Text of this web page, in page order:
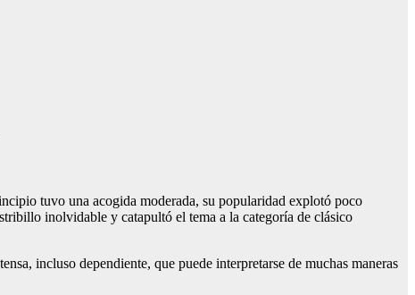
tuvo una acogida moderada, su popularidad explotó poco
inolvidable y catapultó el tema a la categoría de clásico
incluso dependiente, que puede interpretarse de muchas maneras